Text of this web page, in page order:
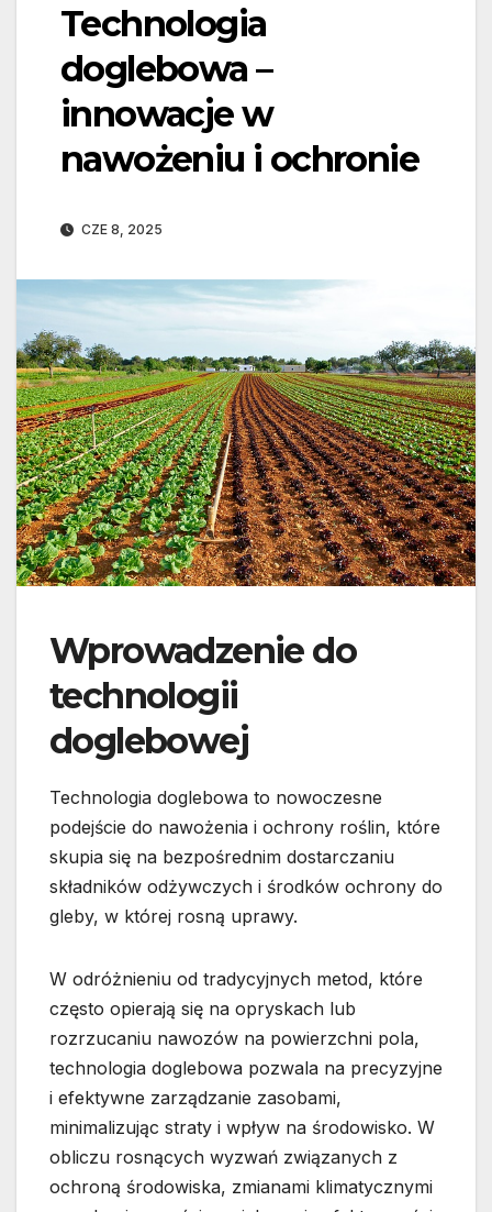
Technologia
doglebowa –
innowacje w
nawożeniu i ochronie
CZE 8, 2025
Wprowadzenie do
technologii
doglebowej
Technologia doglebowa to nowoczesne
podejście do nawożenia i ochrony roślin, które
skupia się na bezpośrednim dostarczaniu
składników odżywczych i środków ochrony do
gleby, w której rosną uprawy.
W odróżnieniu od tradycyjnych metod, które
często opierają się na opryskach lub
rozrzucaniu nawozów na powierzchni pola,
technologia doglebowa pozwala na precyzyjne
i efektywne zarządzanie zasobami,
minimalizując straty i wpływ na środowisko. W
obliczu rosnących wyzwań związanych z
ochroną środowiska, zmianami klimatycznymi